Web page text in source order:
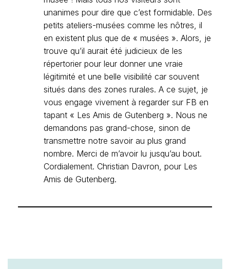
unanimes pour dire que c’est formidable. Des
petits ateliers-musées comme les nôtres, il
en existent plus que de « musées ». Alors, je
trouve qu’il aurait été judicieux de les
répertorier pour leur donner une vraie
légitimité et une belle visibilité car souvent
situés dans des zones rurales. A ce sujet, je
vous engage vivement à regarder sur FB en
tapant « Les Amis de Gutenberg ». Nous ne
demandons pas grand-chose, sinon de
transmettre notre savoir au plus grand
nombre. Merci de m’avoir lu jusqu’au bout.
Cordialement. Christian Davron, pour Les
Amis de Gutenberg.